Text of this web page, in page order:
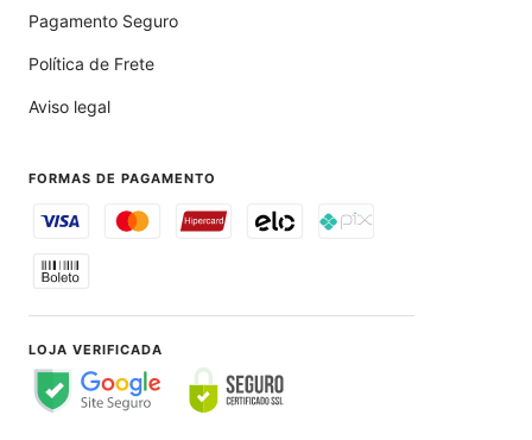
Pagamento Seguro
Política de Frete
Aviso legal
FORMAS DE PAGAMENTO
LOJA VERIFICADA